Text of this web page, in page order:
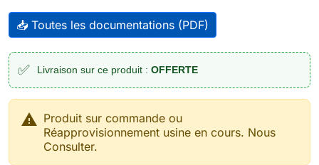
📥 Toutes les documentations (PDF)
✅ Livraison sur ce produit : OFFERTE
 Produit sur commande ou
Réapprovisionnement usine en cours. Nous
Consulter.